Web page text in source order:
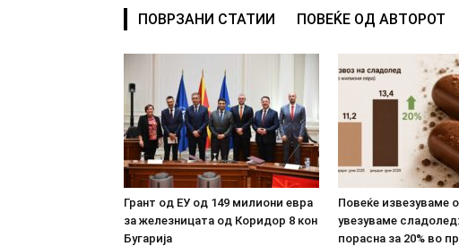
ПОВРЗАНИ СТАТИИ ПОВЕЌЕ ОД АВТОРОТ
Грант од ЕУ од 149 милиони евра
за железницата од Коридор 8 кон
Бугарија
Повеќе извезуваме
увезуваме
порасна за 20% во